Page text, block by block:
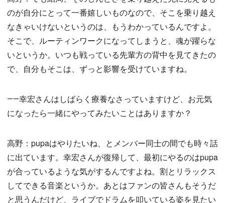
のが自分にとって一番嬉しいものなので、そこを乗り越え
なきゃいけないというのは、もうわかっているんですよ。
そこで、ルーティンワークになってしまうと、魂が躍らな
いというか。いつも戦っている先輩方の背中を見てきたの
で、自分もそこは、ずっと影響を受けていますね。
――幸宏さんはしばらく療養なさっていますけど、お元気
になったら一緒にやってみたいことはありますか？
高野：pupaはやりたいね、とメンバー同士の間でも時々話
に出ています。幸宏さんが復帰して、最初にやるのはpupa
が合っているような気がするんですよね。割とリラックス
してできる音楽というか。あとはファンの皆さんもそうだ
と思うんだけど、ライブでドラムを叩いている姿を見たい